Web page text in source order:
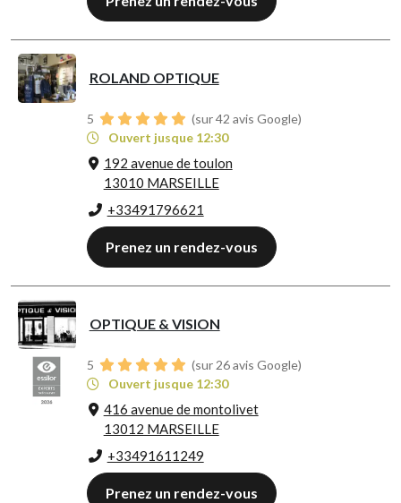
ROLAND OPTIQUE
5
(sur 42 avis Google)
Ouvert jusque 12:30
192 avenue de toulon
13010 MARSEILLE
+33491796621
Prenez un rendez-vous
OPTIQUE & VISION
5
(sur 26 avis Google)
Ouvert jusque 12:30
416 avenue de montolivet
13012 MARSEILLE
+33491611249
Prenez un rendez-vous